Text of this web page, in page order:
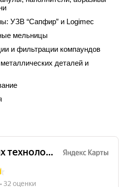
УЗВ “Сапфир” и Logimec
мельницы
и фильтрации компаундов
деталей и